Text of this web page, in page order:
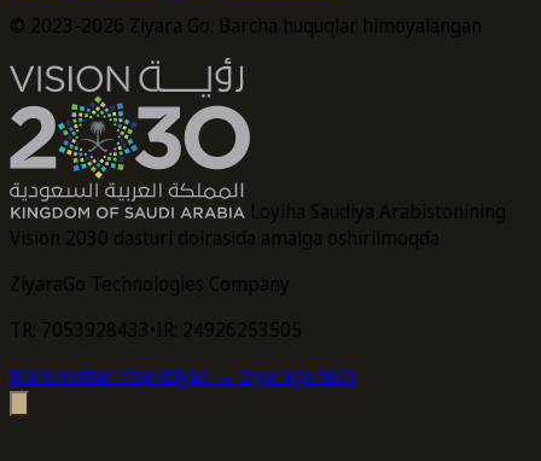
© 2023-2026 Ziyara Go. Barcha huquqlar himoyalangan
Loyiha Saudiya Arabistonining
Vision 2030 dasturi doirasida amalga oshirilmoqda
ZiyaraGo Technologies Company
TR: 7053928433•IR: 24926253505
Maʼlumotlar litsenziyasi → ziyarago.tech